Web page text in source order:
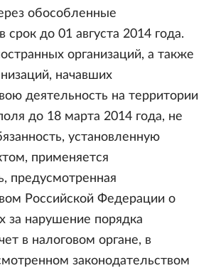
обособленные
срок до 01 августа 2014 года.
организаций, а также
начавших
деятельность на территории
до 18 марта 2014 года, не
установленную
применяется
предусмотренная
Российской Федерации о
за нарушение порядка
в налоговом органе, в
законодательством